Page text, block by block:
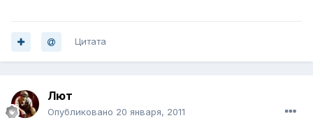
Цитата
Лют
Опубликовано 20 января, 2011